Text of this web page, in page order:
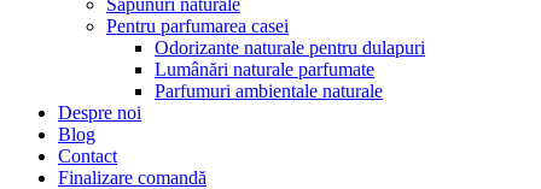
Săpunuri naturale
Pentru parfumarea casei
Odorizante naturale pentru dulapuri
Lumânări naturale parfumate
Parfumuri ambientale naturale
Despre noi
Blog
Contact
Finalizare comandă